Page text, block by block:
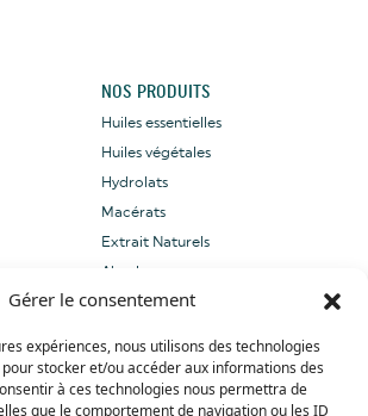
Gérer le consentement
expériences, nous utilisons des technologies
stocker et/ou accéder aux informations des
à ces technologies nous permettra de
que le comportement de navigation ou les ID
NOS PRODUITS
Huiles essentielles
Huiles végétales
Hydrolats
Macérats
Extrait Naturels
Absolues
40